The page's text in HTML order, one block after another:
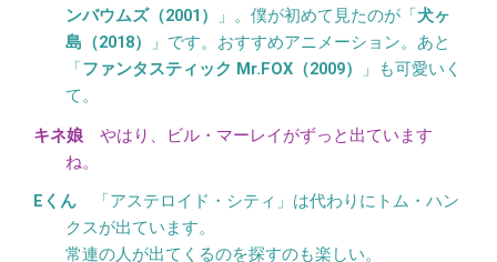
ンバウムズ（2001）
」。僕が初めて見たのが「犬ヶ
島（2018）
」です。おすすめアニメーション。あと
「ファンタスティック Mr.FOX（2009）
」も可愛いく
て。
やはり、ビル・マーレイがずっと出ています
ね。
「アステロイド・シティ」は代わりにトム・ハン
クスが出ています。
常連の人が出てくるのを探すのも楽しい。